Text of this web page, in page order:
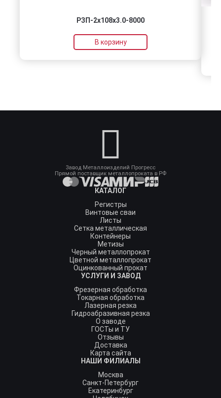
РЗП-2x108x3.0-8000
В корзину
Завод Металлоизделий Прогресс
Прямой поставщик металлопроката в РФ
КАТАЛОГ
Регистры
Винтовые сваи
Листы
Сетка металлическая
Контейнеры
Метизы
Черный металлопрокат
Цветной металлопрокат
Оцинкованный прокат
УСЛУГИ И ЗАВОД
Фрезерная обработка
Токарная обработка
Лазерная резка
Гидроабразивная резка
О заводе
ГОСТы и ТУ
Отзывы
Доставка
Карта сайта
НАШИ ФИЛИАЛЫ
Москва
Санкт-Петербург
Екатеринбург